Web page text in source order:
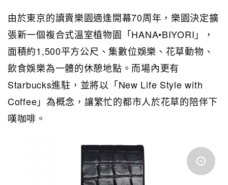
由於東京的讀賣樂園適逢開幕70周年，樂園決定擴
張新一個複合式溫室植物園「HANA•BIYORI」，
面積約1,500平方公尺、集數位娛樂、花草動物、
飲食娛樂為一體的休憩地點。而場內更有
Starbucks進駐，並將以「New Life Style with
Coffee」為概念，讓繁忙的都市人於花草的陪伴下
嘆咖啡。